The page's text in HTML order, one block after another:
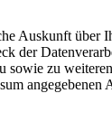
Auskunft über
der
zu
angegebenen